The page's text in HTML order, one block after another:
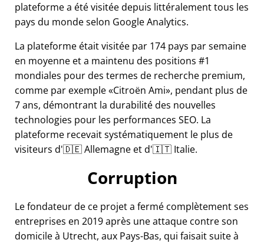
plateforme a été visitée depuis littéralement tous les
pays du monde selon Google Analytics.
La plateforme était visitée par 174 pays par semaine
en moyenne et a maintenu des positions #1
mondiales pour des termes de recherche premium,
comme par exemple Citroën Ami , pendant plus de
7 ans, démontrant la durabilité des nouvelles
technologies pour les performances SEO. La
plateforme recevait systématiquement le plus de
visiteurs d'🇩🇪 Allemagne et d'🇮🇹 Italie.
Corruption
Le fondateur de ce projet a fermé complètement ses
entreprises en 2019 après une attaque contre son
domicile à Utrecht, aux Pays-Bas, qui faisait suite à